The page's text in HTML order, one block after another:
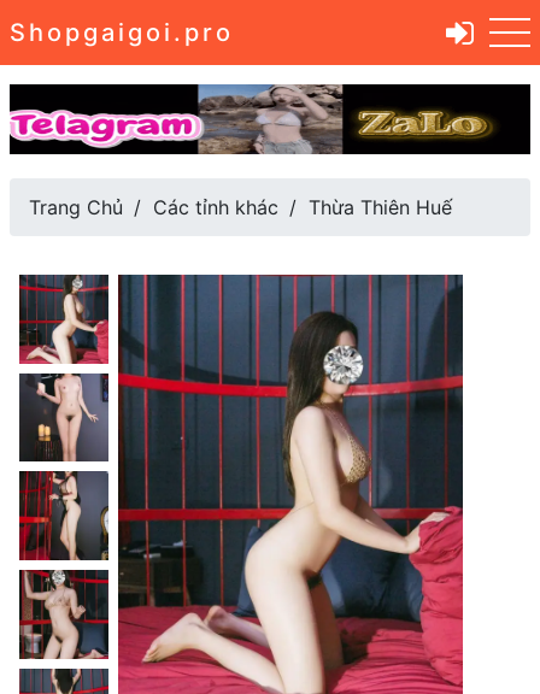
Shopgaigoi.pro
Trang Chủ Các tỉnh khác Thừa Thiên Huế